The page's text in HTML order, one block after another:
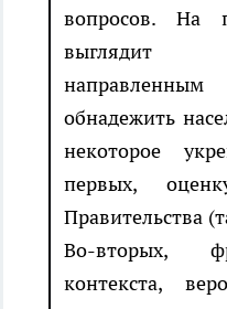
вопросов. На
выглядит
обнадежить
некоторое
первых,
Правительства
Во-вторых,
контекста,